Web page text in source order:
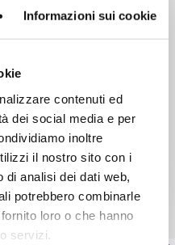
Informazioni sui cookie
contenuti ed
dei social media e per
inoltre
il nostro sito con i
analisi dei dati web,
potrebbero combinarle
loro o che hanno
servizi.
che il prossimo
mobile dei rifiuti